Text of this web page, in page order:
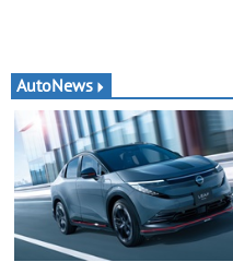
AutoNews